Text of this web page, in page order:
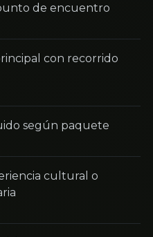
de encuentro
con recorrido
según paquete
cultural o